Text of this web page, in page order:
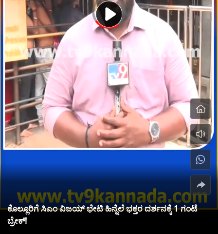
ಕೊಲ್ಲೂರಿಗೆ ಸಿಎಂ ವಿಜಯ್ ಭೇಟಿ ಹಿನ್ನೆಲೆ ಭಕ್ತರ ದರ್ಶನಕ್ಕೆ 1 ಗಂಟೆ
ಬ್ರೇಕ್!